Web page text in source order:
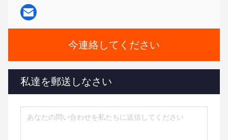
今連絡してください
私達を郵送しなさい